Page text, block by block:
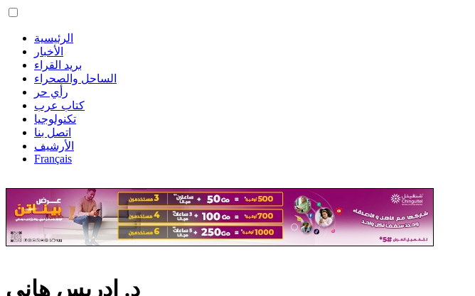
الرئيسية
الأخبار
بريد القراء
الساحل والصحراء
رأي حر
كتاب عرب
تكنولوجيا
اتصل بنا
الأرشيف
Français
د. ادريس هاني